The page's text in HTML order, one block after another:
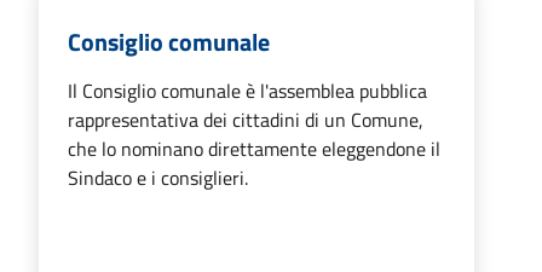
Consiglio comunale
Il Consiglio comunale è l'assemblea pubblica
rappresentativa dei cittadini di un Comune,
che lo nominano direttamente eleggendone il
Sindaco e i consiglieri.